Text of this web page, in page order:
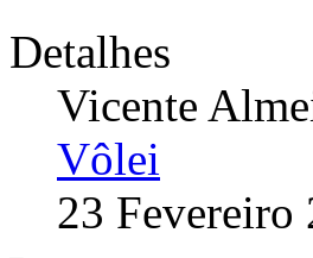
Detalhes
Vicente
Vôlei
23 Fevereiro